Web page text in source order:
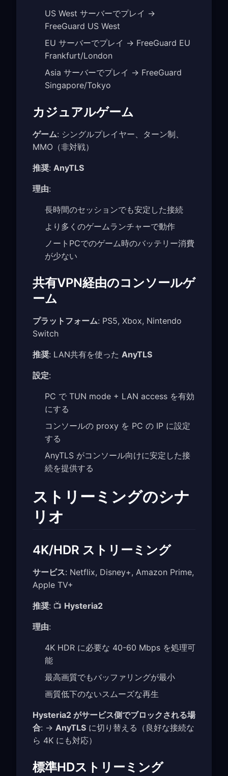
US West サーバーでプレイ →
FreeGuard US West
EU サーバーでプレイ → FreeGuard EU
Frankfurt/London
Asia サーバーでプレイ → FreeGuard
Singapore/Tokyo
カジュアルゲーム
ゲーム: シングルプレイヤー、ターン制、
MMO（非対戦）
推奨: AnyTLS
理由:
長時間のセッションでも安定した接続
より多くのゲームランチャーで動作
ノートPCでのゲーム時のバッテリー消費
が少ない
共有VPN経由のコンソールゲ
ーム
プラットフォーム: PS5, Xbox, Nintendo
Switch
推奨: LAN共有を使った AnyTLS
設定:
PC で TUN mode + LAN access を有効
にする
コンソールの proxy を PC の IP に設定
する
AnyTLS がコンソール向けに安定した接
続を提供する
ストリーミングのシナ
リオ
4K/HDR ストリーミング
サービス: Netflix, Disney+, Amazon Prime,
Apple TV+
推奨: 📺 Hysteria2
理由:
4K HDR に必要な 40-60 Mbps を処理可
能
最高画質でもバッファリングが最小
画質低下のないスムーズな再生
Hysteria2 がサービス側でブロックされる場
合: → AnyTLS に切り替える（良好な接続な
ら 4K にも対応）
標準HDストリーミング